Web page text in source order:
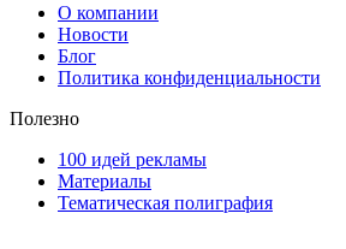
О компании
Новости
Блог
Политика конфиденциальности
Полезно
100 идей рекламы
Материалы
Тематическая полиграфия